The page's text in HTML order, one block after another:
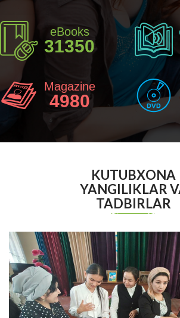
eBooks
31350
Magazine
4980
KUTUBXONA
YANGILIKLAR
TADBIRLAR